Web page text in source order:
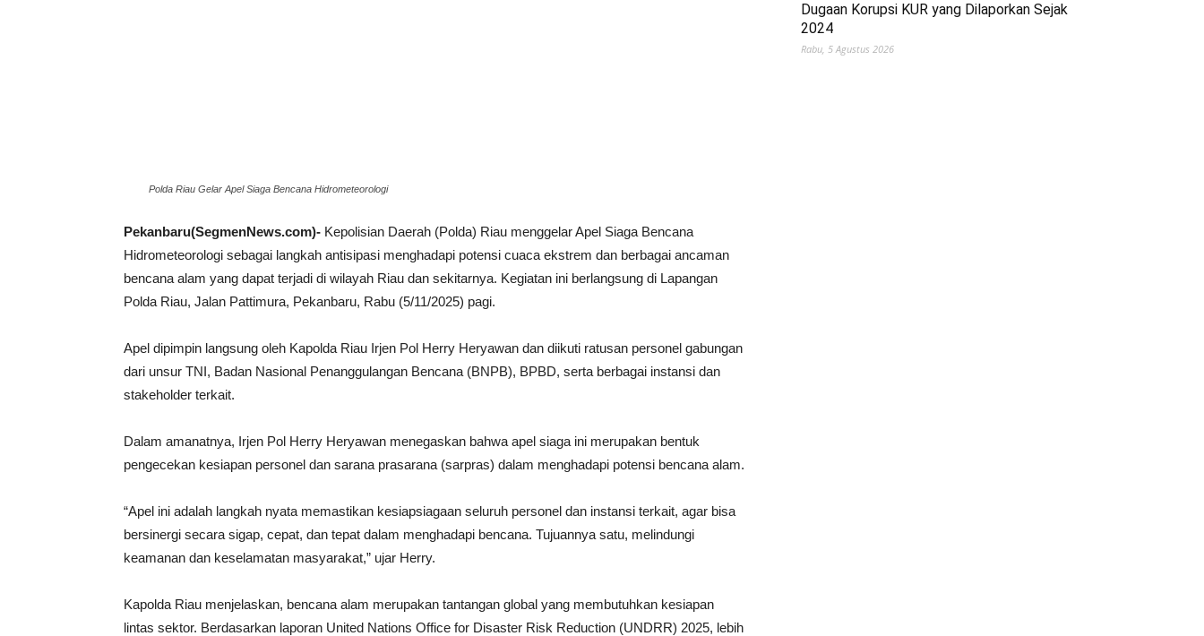
Polda Riau Gelar Apel Siaga Bencana Hidrometeorologi
Pekanbaru(SegmenNews.com)- Kepolisian Daerah (Polda) Riau menggelar Apel Siaga Bencana
Hidrometeorologi sebagai langkah antisipasi menghadapi potensi cuaca ekstrem dan berbagai ancaman
bencana alam yang dapat terjadi di wilayah Riau dan sekitarnya. Kegiatan ini berlangsung di Lapangan
Polda Riau, Jalan Pattimura, Pekanbaru, Rabu (5/11/2025) pagi.
Apel dipimpin langsung oleh Kapolda Riau Irjen Pol Herry Heryawan dan diikuti ratusan personel gabungan
dari unsur TNI, Badan Nasional Penanggulangan Bencana (BNPB), BPBD, serta berbagai instansi dan
stakeholder terkait.
Dalam amanatnya, Irjen Pol Herry Heryawan menegaskan bahwa apel siaga ini merupakan bentuk
pengecekan kesiapan personel dan sarana prasarana (sarpras) dalam menghadapi potensi bencana alam.
“Apel ini adalah langkah nyata memastikan kesiapsiagaan seluruh personel dan instansi terkait, agar bisa
bersinergi secara sigap, cepat, dan tepat dalam menghadapi bencana. Tujuannya satu, melindungi
keamanan dan keselamatan masyarakat,” ujar Herry.
Kapolda Riau menjelaskan, bencana alam merupakan tantangan global yang membutuhkan kesiapan
lintas sektor. Berdasarkan laporan United Nations Office for Disaster Risk Reduction (UNDRR) 2025, lebih
Dugaan Korupsi KUR yang Dilaporkan Sejak
2024
Rabu, 5 Agustus 2026